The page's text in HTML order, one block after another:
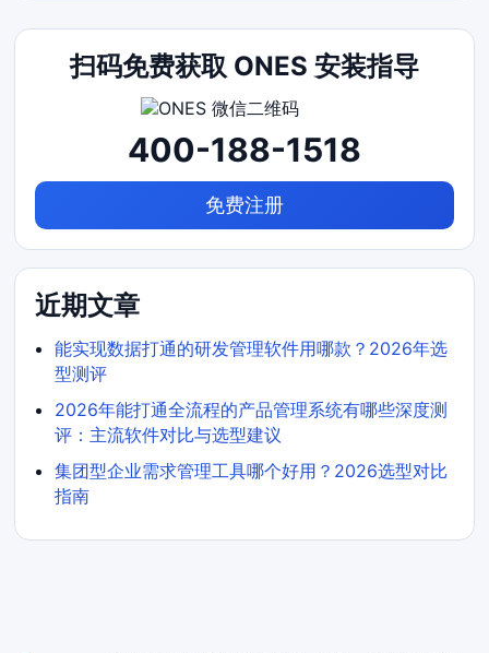
扫码免费获取 ONES 安装指导
400-188-1518
免费注册
近期文章
能实现数据打通的研发管理软件用哪款？2026年选
型测评
2026年能打通全流程的产品管理系统有哪些深度测
评：主流软件对比与选型建议
集团型企业需求管理工具哪个好用？2026选型对比
指南